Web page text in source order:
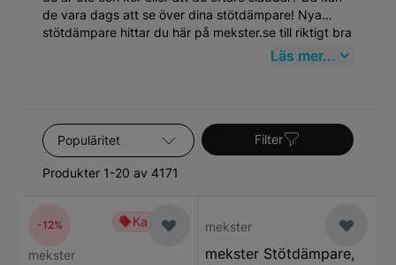
de vara dags att se över dina stötdämpare! Nya
stötdämpare hittar du här på mekster.se till riktigt bra
priser. Du hittar enklast passande stötdämpare till din
Läs mer...
Sortera efter
Produkter 1-20 av 4171
Filter
Kampanj
mekster
-12% mekster
mekster Stötdämpare,